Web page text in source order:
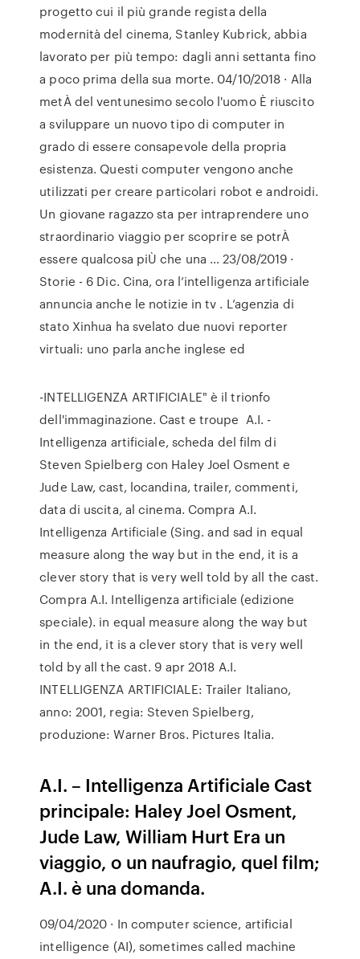
progetto cui il più grande regista della
modernità del cinema, Stanley Kubrick, abbia
lavorato per più tempo: dagli anni settanta fino
a poco prima della sua morte. 04/10/2018 · Alla
metÀ del ventunesimo secolo l'uomo È riuscito
a sviluppare un nuovo tipo di computer in
grado di essere consapevole della propria
esistenza. Questi computer vengono anche
utilizzati per creare particolari robot e androidi.
Un giovane ragazzo sta per intraprendere uno
straordinario viaggio per scoprire se potrÀ
essere qualcosa piÙ che una … 23/08/2019 ·
Storie - 6 Dic. Cina, ora l’intelligenza artificiale
annuncia anche le notizie in tv . L’agenzia di
stato Xinhua ha svelato due nuovi reporter
virtuali: uno parla anche inglese ed
-INTELLIGENZA ARTIFICIALE" è il trionfo
dell'immaginazione. Cast e troupe A.I. -
Intelligenza artificiale, scheda del film di
Steven Spielberg con Haley Joel Osment e
Jude Law, cast, locandina, trailer, commenti,
data di uscita, al cinema. Compra A.I.
Intelligenza Artificiale (Sing. and sad in equal
measure along the way but in the end, it is a
clever story that is very well told by all the cast.
Compra A.I. Intelligenza artificiale (edizione
speciale). in equal measure along the way but
in the end, it is a clever story that is very well
told by all the cast. 9 apr 2018 A.I.
INTELLIGENZA ARTIFICIALE: Trailer Italiano,
anno: 2001, regia: Steven Spielberg,
produzione: Warner Bros. Pictures Italia.
A.I. – Intelligenza Artificiale Cast
principale: Haley Joel Osment,
Jude Law, William Hurt Era un
viaggio, o un naufragio, quel film;
A.I. è una domanda.
09/04/2020 · In computer science, artificial
intelligence (AI), sometimes called machine